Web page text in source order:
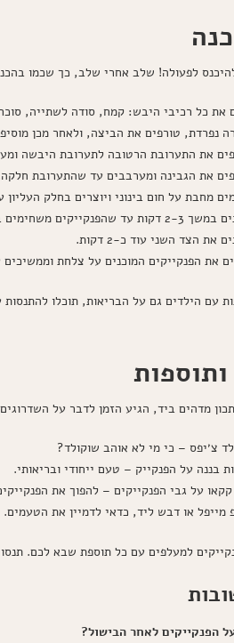
לפעולה! שלב אחרי שלב, כך שכמו
את כל רכיבי היבש: קמח, סודה לשתייה,
נפרדת, טורפים את הביצה, ולאחר מכן
את התערובת הרטובה לתערובת היבשה
את הגבינה ומערבבים עד שהתערובת
מחבת על חום בינוני ויוצרים בחלק
משחימים בחלק התחתון, ואז הפכו אותם.
את הצד השני עוד כ-2 דקות.
את הפנקייקים המוכנים על צלחת
עם הילדים גם על הבריאות, תוכלו
מדהים ביד, הגיע הזמן לדבר על
צ׳יפס – כי מי לא אוהב שוקולד?
בננה על הפנקייק – טעם ייחודי ובריאותי.
על גבי הפנקייקים – להפוך את
מייפל או דבש ליד, כדאי לדמיין את הטעמים.
למעלפים עם כל תוספת שבא לכם.
הפנקייקים לאחר הבישול?